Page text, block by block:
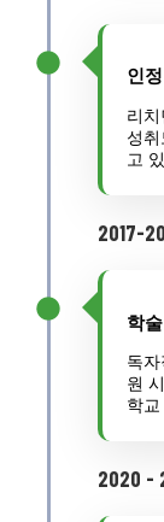
인
리
성
고
2017-
학
독
원
학
2020 -